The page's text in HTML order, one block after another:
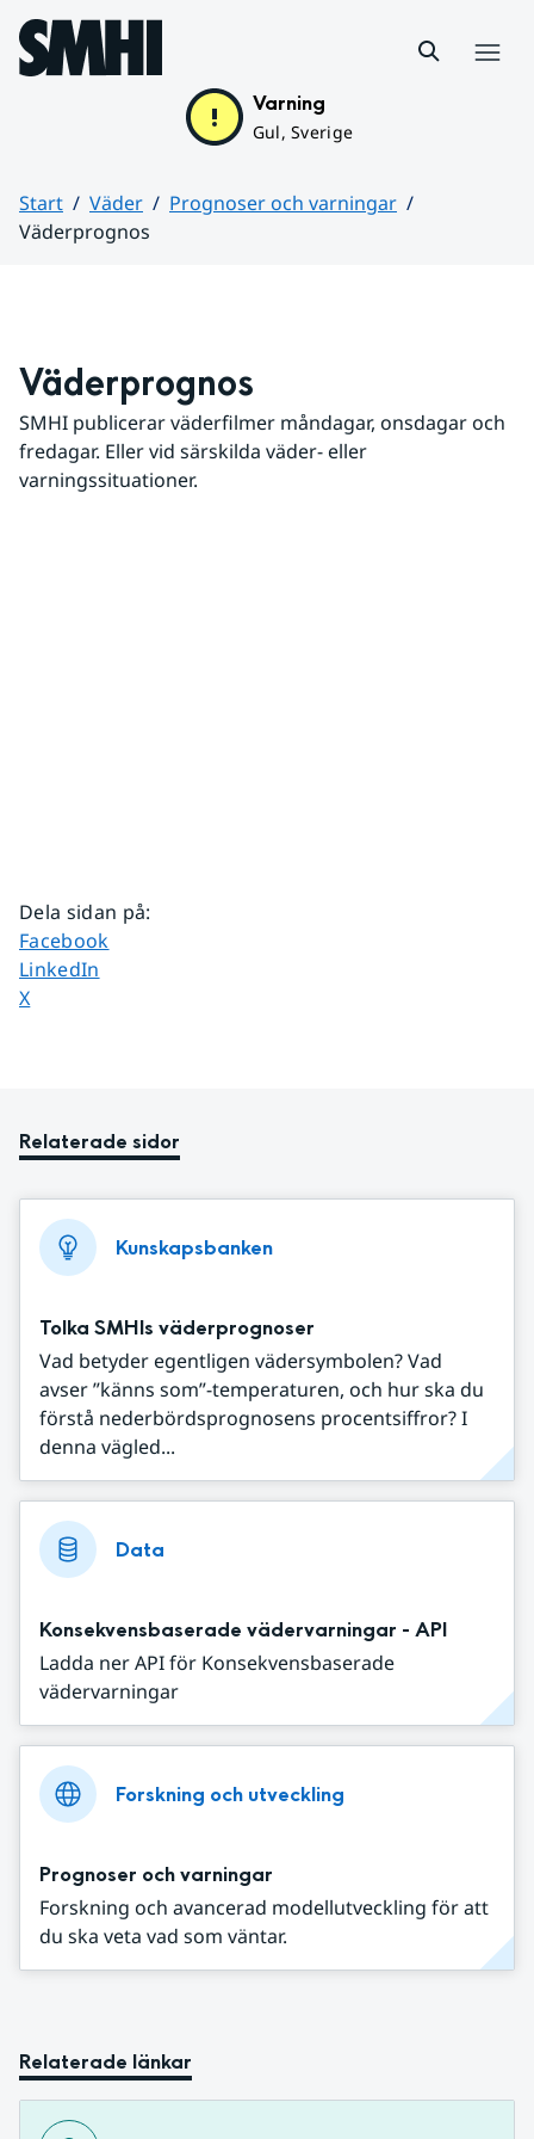
Hoppa till sidans innehåll
Varning
Gul, Sverige
Start Väder
Prognoser och varningar
Väderprognos
Väderprognos
SMHI publicerar väderfilmer måndagar, onsdagar och
fredagar. Eller vid särskilda väder- eller
varningssituationer.
Dela sidan på:
Dela sidan på
Facebook
Dela sidan på
LinkedIn
Dela sidan på
X
Relaterade sidor
Kunskapsbanken
Tolka SMHIs väderprognoser
Vad betyder egentligen vädersymbolen? Vad
avser ”känns som”-temperaturen, och hur ska du
förstå nederbördsprognosens procentsiffror? I
denna vägled...
Data
Konsekvensbaserade vädervarningar - API
Ladda ner API för Konsekvensbaserade
vädervarningar
Forskning och utveckling
Prognoser och varningar
Forskning och avancerad modellutveckling för att
du ska veta vad som väntar.
Relaterade länkar